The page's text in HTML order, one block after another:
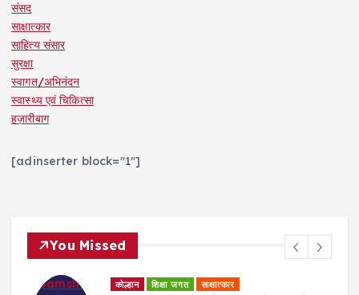
संसद
साक्षात्कार
साहित्य संसार
सुरक्षा
स्वागत/अभिनंदन
स्वास्थ्य एवं चिकित्सा
हज़ारीबाग
[adinserter block="1"]
You Missed
कोल्हान धर्म समाज शिक्षा जगत